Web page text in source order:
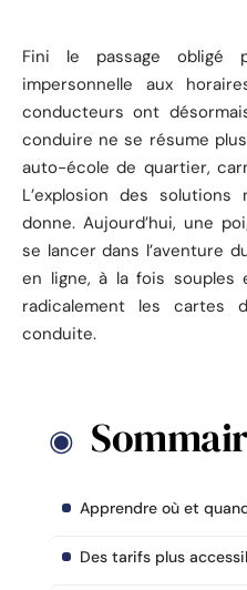
Fini le passage obligé
impersonnelle aux
conducteurs ont
conduire ne se résume
auto-école de quartier,
L’explosion des
donne. Aujourd’hui, une
se lancer dans l’aventure
en ligne, à la fois souples
radicalement les cartes
conduite.
Apprendre où et
Des tarifs plus